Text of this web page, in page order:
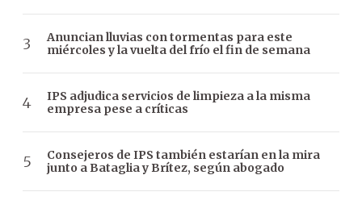
Anuncian lluvias con tormentas para este
miércoles y la vuelta del frío el fin de semana
IPS adjudica servicios de limpieza a la misma
empresa pese a críticas
Consejeros de IPS también estarían en la mira
junto a Bataglia y Brítez, según abogado